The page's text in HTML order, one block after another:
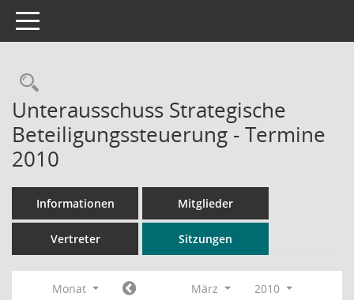
Toggle navigation
Rechercheauswahl
Unterausschuss Strategische
Beteiligungssteuerung - Termine
2010
Informationen Mitglieder
Vertreter Sitzungen
Monat März
2010